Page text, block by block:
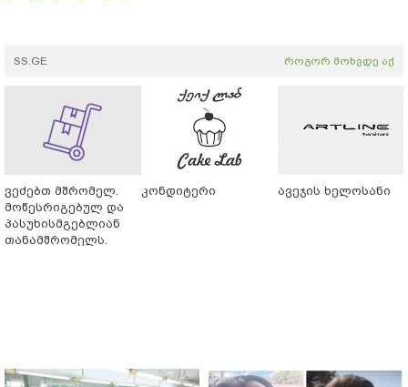
SS.GE როგორ მოხვდე აქ
ვეძებთ მშრომელ.
მოწესრიგებულ და
პასუხისმგებლიან
თანამშრომელს.
კონდიტერი ავეჯის ხელოსანი